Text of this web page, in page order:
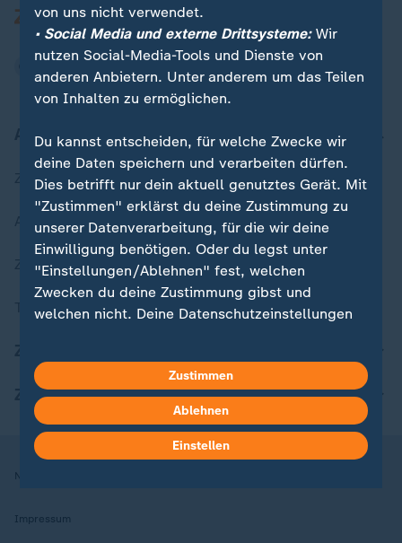
Aktuell bei ZDFheute
Zuletzt veröffentlicht
Aktuelle Sendungs-Videos
ZDFheute Stories
Themen im Überblick
ZDFheute Apps
Nutzungsbedingungen
Impressum
von uns nicht verwendet.
• Social Media und externe Drittsysteme:Wir
nutzen Social-Media-Tools und Dienste von
anderen Anbietern. Unter anderem um das Teilen
von Inhalten zu ermöglichen.
Du kannst entscheiden, für welche Zwecke wir
deine Daten speichern und verarbeiten dürfen.
Dies betrifft nur dein aktuell genutztes Gerät. Mit
"Zustimmen" erklärst du deine Zustimmung zu
unserer Datenverarbeitung, für die wir deine
Einwilligung benötigen. Oder du legst unter
"Einstellungen/Ablehnen" fest, welchen
Zwecken du deine Zustimmung gibst und
welchen nicht. Deine Datenschutzeinstellungen
Hier findest du das Impressum.
Weitere Informationen findest du in unserer
Datenschutzerklärung.
Zustimmen
Ablehnen
Einstellen